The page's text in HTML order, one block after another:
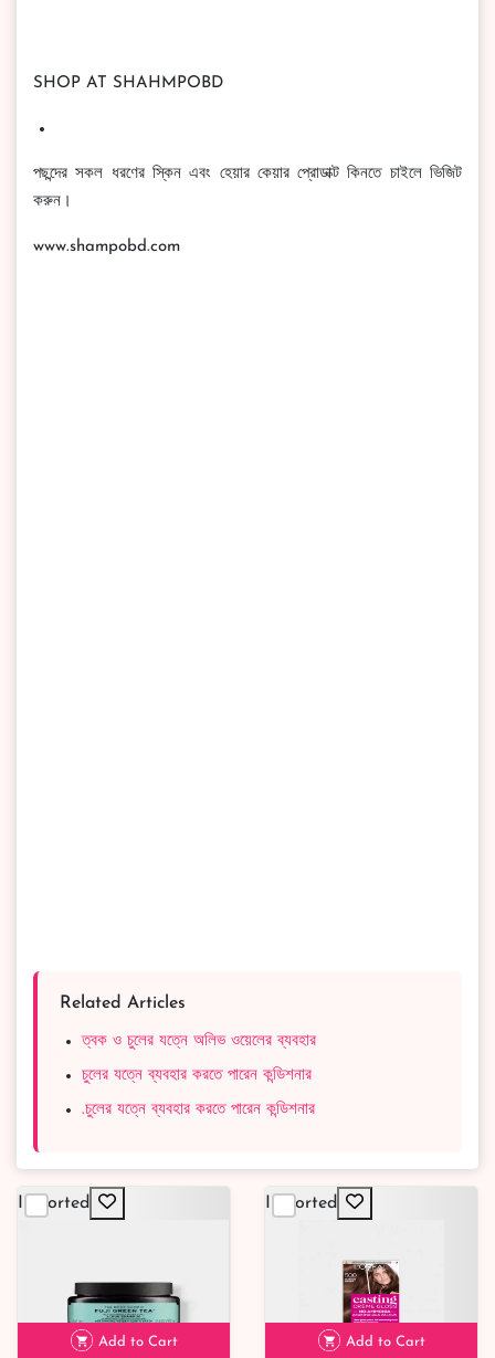
SHOP AT SHAHMPOBD
পছন্দের সকল ধরণের স্কিন এবং হেয়ার কেয়ার প্রোডাক্ট কিনতে চাইলে ভিজিট
করুন।
www.shampobd.com
Related Articles
ত্বক ও চুলের যত্নে অলিভ ওয়েলের ব্যবহার
চুলের যত্নে ব্যবহার করতে পারেন কন্ডিশনার
.চুলের যত্নে ব্যবহার করতে পারেন কন্ডিশনার
Imported
Add to Cart
Imported
Add to Cart